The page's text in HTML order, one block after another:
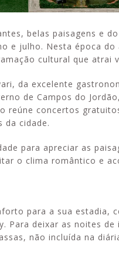
belas paisagens e
e julho. Nesta época
cultural que atrai
da excelente
de Campos do
reúne concertos
da cidade.
para apreciar as
o clima romântico e
para a sua estadia,
Para deixar as noites
não incluída na